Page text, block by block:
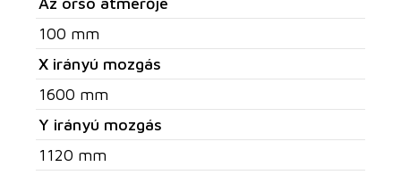
100 mm
X irányú mozgás
1600 mm
Y irányú mozgás
1120 mm